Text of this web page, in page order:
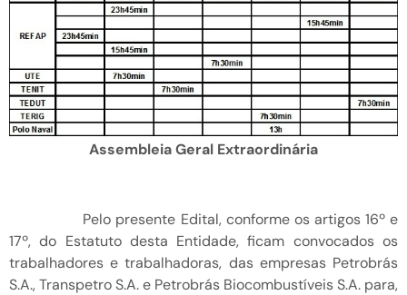
Assembleia Geral Extraordinária
Pelo presente Edital, conforme os artigos 16º e
17º, do Estatuto desta Entidade, ficam convocados os
trabalhadores e trabalhadoras, das empresas Petrobrás
S.A., Transpetro S.A. e Petrobrás Biocombustíveis S.A. para,